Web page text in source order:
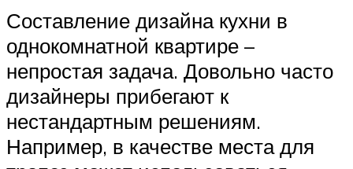
Составление дизайна кухни в
однокомнатной квартире –
непростая задача. Довольно часто
дизайнеры прибегают к
нестандартным решениям.
Например, в качестве места для